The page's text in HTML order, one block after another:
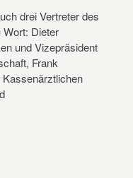
drei Vertreter des
Dieter
und Vizepräsident
Frank